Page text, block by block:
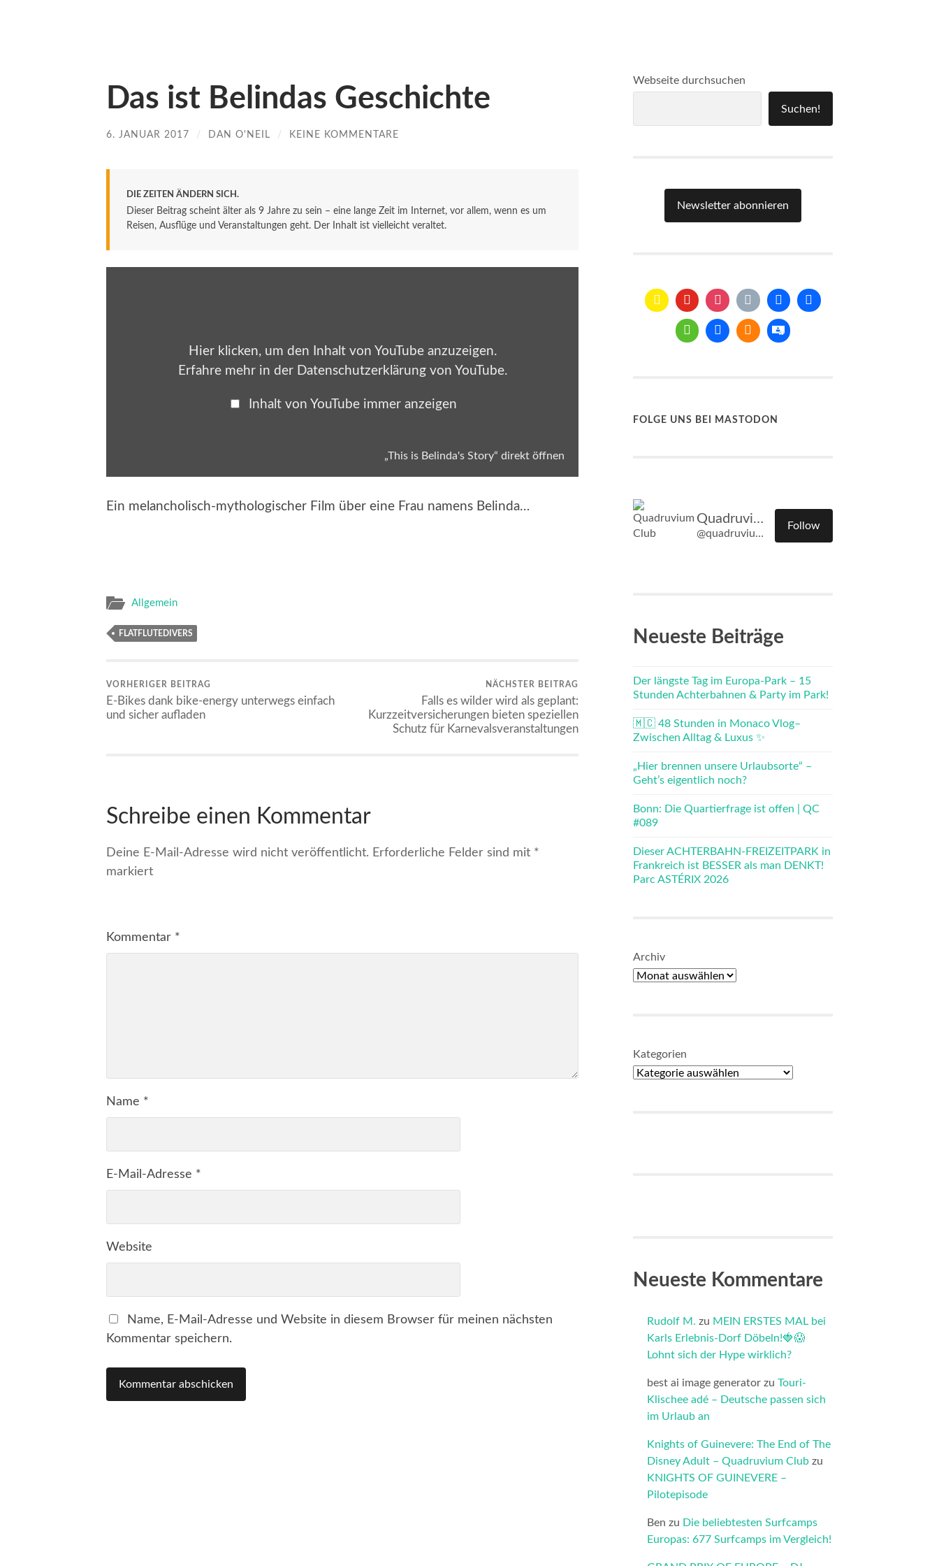
Das ist Belindas Geschichte
6. JANUAR 2017 / DAN O'NEIL / KEINE KOMMENTARE
DIE ZEITEN ÄNDERN SICH.
Dieser Beitrag scheint älter als 9 Jahre zu sein – eine lange Zeit im Internet, vor allem, wenn es um
Reisen, Ausflüge und Veranstaltungen geht. Der Inhalt ist vielleicht veraltet.
Hier klicken, um den Inhalt von YouTube anzuzeigen.
Erfahre mehr in der Datenschutzerklärung von YouTube.
Inhalt von YouTube immer anzeigen
„This is Belinda's Story“ direkt öffnen
Ein melancholisch-mythologischer Film über eine Frau namens Belinda…
Allgemein
FLATFLUTEDIVERS
VORHERIGER BEITRAG
E-Bikes dank bike-energy unterwegs einfach
und sicher aufladen
NÄCHSTER BEITRAG
Falls es wilder wird als geplant:
Kurzzeitversicherungen bieten speziellen
Schutz für Karnevalsveranstaltungen
Schreibe einen Kommentar
Deine E-Mail-Adresse wird nicht veröffentlicht. Erforderliche Felder sind mit *
markiert
Kommentar *
Name *
E-Mail-Adresse *
Website
Name, E-Mail-Adresse und Website in diesem Browser für meinen nächsten
Kommentar speichern.
Webseite durchsuchen
Suchen!
Newsletter abonnieren
FOLGE UNS BEI MASTODON
Quadruvium Club
@quadruvium.club@quadruvium.club
Follow
Neueste Beiträge
Der längste Tag im Europa-Park – 15
Stunden Achterbahnen & Party im Park!
🇲🇨 48 Stunden in Monaco Vlog–
Zwischen Alltag & Luxus ✨
„Hier brennen unsere Urlaubsorte“ –
Geht’s eigentlich noch?
Bonn: Die Quartierfrage ist offen | QC
#089
Dieser ACHTERBAHN-FREIZEITPARK in
Frankreich ist BESSER als man DENKT!
Parc ASTÉRIX 2026
Archiv
Kategorien
Neueste Kommentare
Rudolf M. zu MEIN ERSTES MAL bei
Karls Erlebnis-Dorf Döbeln!🍓😱
Lohnt sich der Hype wirklich?
best ai image generator zu Touri-
Klischee adé – Deutsche passen sich
im Urlaub an
Knights of Guinevere: The End of The
Disney Adult – Quadruvium Club zu
KNIGHTS OF GUINEVERE –
Pilotepisode
Ben zu Die beliebtesten Surfcamps
Europas: 677 Surfcamps im Vergleich!